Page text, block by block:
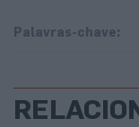
Palavras-chave: